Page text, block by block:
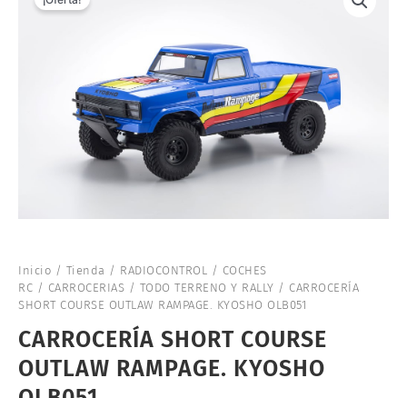
Inicio / Tienda / RADIOCONTROL / COCHES
RC / CARROCERIAS / TODO TERRENO Y RALLY / CARROCERÍA
SHORT COURSE OUTLAW RAMPAGE. KYOSHO OLB051
CARROCERÍA SHORT COURSE
OUTLAW RAMPAGE. KYOSHO